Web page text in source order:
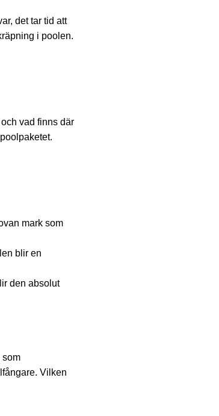
det tar tid att
i poolen.
vad finns där
mark som
blir en
den absolut
som
Vilken